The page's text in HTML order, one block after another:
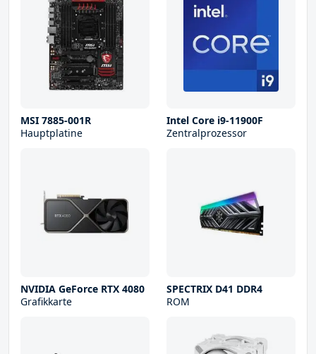
MSI 7885-001R
Hauptplatine
Intel Core i9-11900F
Zentralprozessor
NVIDIA GeForce RTX 4080
Grafikkarte
SPECTRIX D41 DDR4
ROM